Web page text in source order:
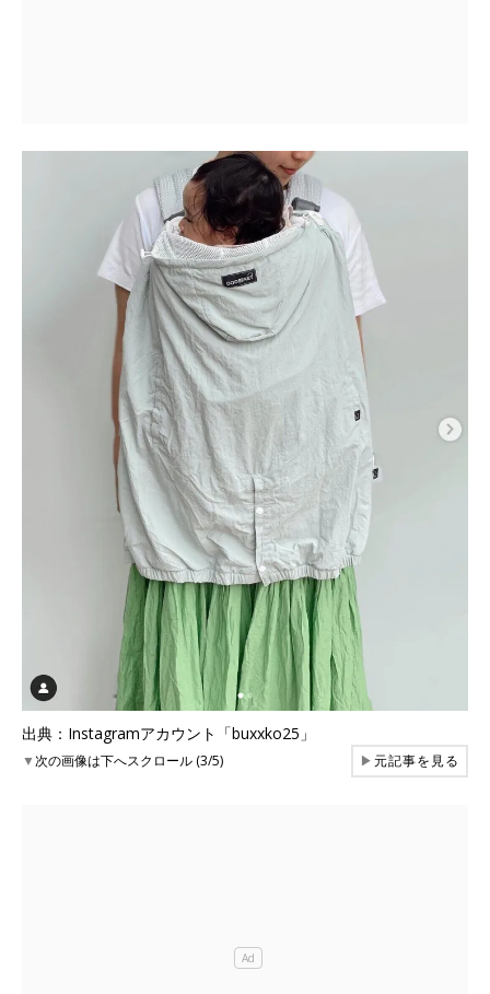
出典：Instagramアカウント「buxxko25」
▼次の画像は下へスクロール (3/5) ▶元記事を見る